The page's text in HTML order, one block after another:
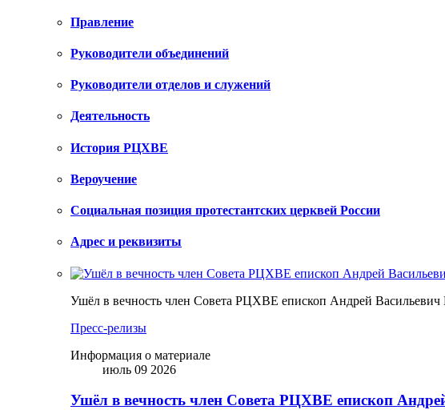
Правление
Руководители объединений
Руководители отделов и служений
Деятельность
История РЦХВЕ
Вероучение
Социальная позиция протестантских церквей России
Адрес и реквизиты
Ушёл в вечность член Совета РЦХВЕ епископ Андрей Васильевич
Пресс-релизы
Информация о материале
июль 09 2026
Ушёл в вечность член Совета РЦХВЕ епископ